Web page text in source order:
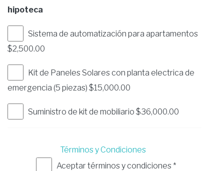
hipoteca
Sistema de automatización para apartamentos
$2,500.00
Kit de Paneles Solares con planta electrica de
emergencia (5 piezas) $15,000.00
Suministro de kit de mobiliario $36,000.00
Términos y Condiciones
Aceptar términos y condiciones *